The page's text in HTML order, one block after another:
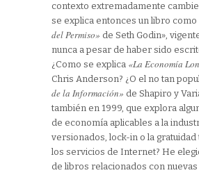
contexto extremadamente
se explica entonces un libro como
del Permiso» de Seth Godin»,
nunca a pesar de haber sido
¿Como se explica «La Economía
Chris Anderson? ¿O el no tan
de la Información» de Shapiro y
también en 1999, que explora
de economía aplicables a la
versionados, lock-in o la gratuidad
los servicios de Internet? He
de libros relacionados con